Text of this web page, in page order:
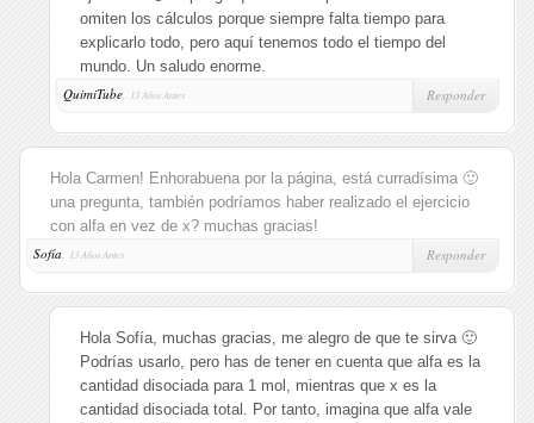
omiten los cálculos porque siempre falta tiempo para
explicarlo todo, pero aquí tenemos todo el tiempo del
mundo. Un saludo enorme.
QuimiTube, 13 Años Antes Responder
Hola Carmen! Enhorabuena por la página, está curradísima 🙂
una pregunta, también podríamos haber realizado el ejercicio
con alfa en vez de x? muchas gracias!
Sofía, 13 Años Antes Responder
Hola Sofía, muchas gracias, me alegro de que te sirva 🙂
Podrías usarlo, pero has de tener en cuenta que alfa es la
cantidad disociada para 1 mol, mientras que x es la
cantidad disociada total. Por tanto, imagina que alfa vale